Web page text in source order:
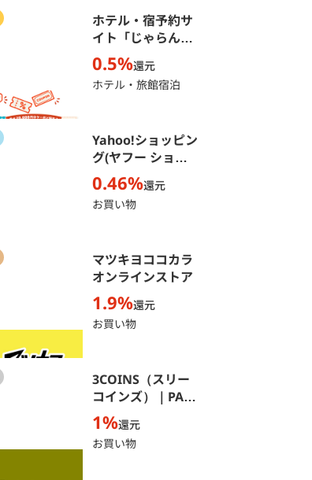
ホテル・宿予約サ
イト「じゃらん
net」
0.5%還元
ホテル・旅館宿泊
Yahoo!ショッピン
グ(ヤフー ショッ
ピング)
0.46%還元
お買い物
マツキヨココカラ
オンラインストア
1.9%還元
お買い物
3COINS（スリー
コインズ）｜PAL
CLOSET ONLINE
STORE（パルクロ
ーゼットオンライ
1%還元
お買い物